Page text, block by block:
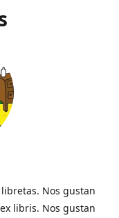
Nos gustan
libris. Nos gustan